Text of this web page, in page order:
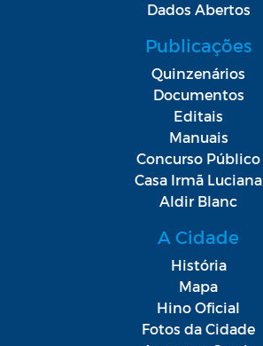
Dados Abertos
Publicações
Quinzenários
Documentos
Editais
Manuais
Concurso Público
Casa Irmã Luciana
Aldir Blanc
A Cidade
História
Mapa
Hino Oficial
Fotos da Cidade